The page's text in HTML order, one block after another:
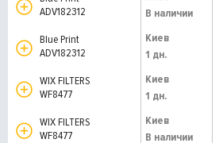
ADV182312
В наличии
Blue Print
ADV182312
Киев
1 дн.
WIX FILTERS
WF8477
Киев
1 дн.
WIX FILTERS
WF8477
Киев
В наличии